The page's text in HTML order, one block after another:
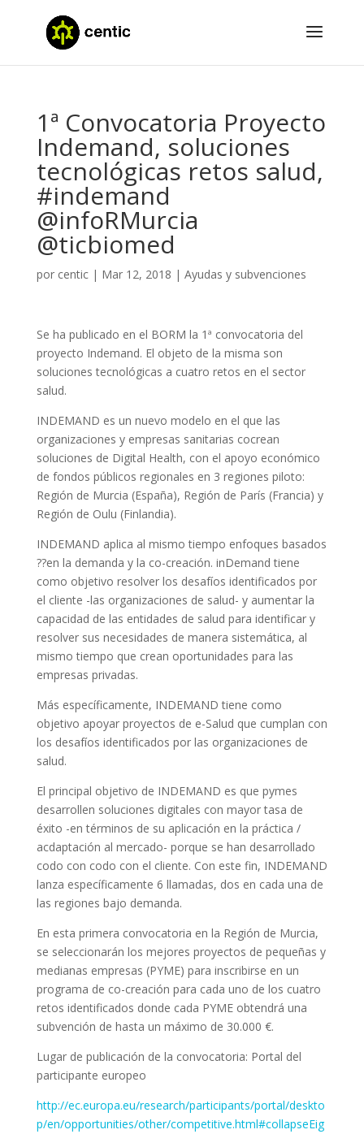
1ª Convocatoria Proyecto
Indemand, soluciones
tecnológicas retos salud,
#indemand
@infoRMurcia
@ticbiomed
por centic| Mar 12, 2018 | Ayudas y subvenciones
Se ha publicado en el BORM la 1ª convocatoria del
proyecto Indemand. El objeto de la misma son
soluciones tecnológicas a cuatro retos en el sector
salud.
INDEMAND es un nuevo modelo en el que las
organizaciones y empresas sanitarias cocrean
soluciones de Digital Health, con el apoyo económico
de fondos públicos regionales en 3 regiones piloto:
Región de Murcia (España), Región de París (Francia) y
Región de Oulu (Finlandia).
INDEMAND aplica al mismo tiempo enfoques basados
??en la demanda y la co-creación. inDemand tiene
como objetivo resolver los desafíos identificados por
el cliente -las organizaciones de salud- y aumentar la
capacidad de las entidades de salud para identificar y
resolver sus necesidades de manera sistemática, al
mismo tiempo que crean oportunidades para las
empresas privadas.
Más específicamente, INDEMAND tiene como
objetivo apoyar proyectos de e-Salud que cumplan con
los desafíos identificados por las organizaciones de
salud.
El principal objetivo de INDEMAND es que pymes
desarrollen soluciones digitales con mayor tasa de
éxito -en términos de su aplicación en la práctica /
acdaptación al mercado- porque se han desarrollado
codo con codo con el cliente. Con este fin, INDEMAND
lanza específicamente 6 llamadas, dos en cada una de
las regiones bajo demanda.
En esta primera convocatoria en la Región de Murcia,
se seleccionarán los mejores proyectos de pequeñas y
medianas empresas (PYME) para inscribirse en un
programa de co-creación para cada uno de los cuatro
retos identificados donde cada PYME obtendrá una
subvención de hasta un máximo de 30.000 €.
Lugar de publicación de la convocatoria: Portal del
participante europeo
http://ec.europa.eu/research/participants/portal/deskto
p/en/opportunities/other/competitive.html#collapseEig